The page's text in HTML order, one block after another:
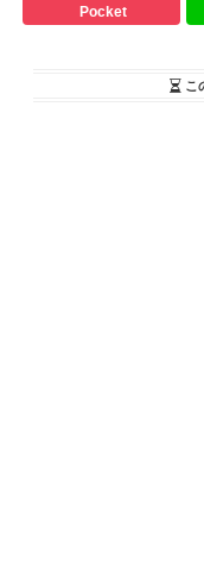
Pocket
こ